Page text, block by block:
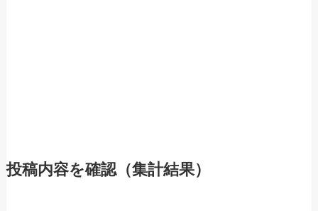
投稿内容を確認（集計結果）